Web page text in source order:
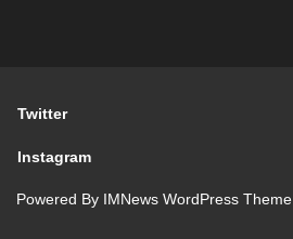
Twitter
Instagram
Powered By IMNews WordPress Theme